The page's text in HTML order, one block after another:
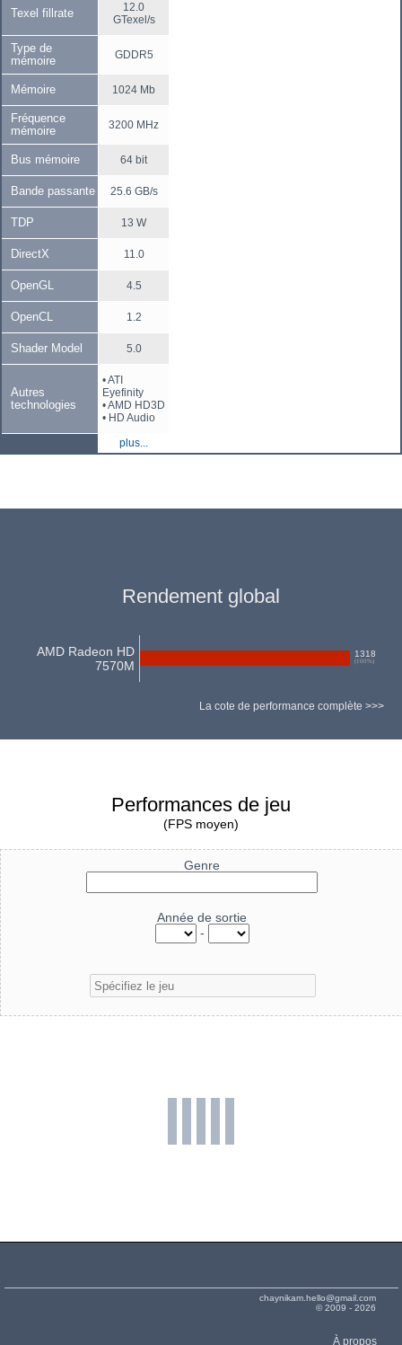
Texel fillrate
12.0
GTexel/s
Type de
mémoire
GDDR5
Mémoire 1024 Mb
Fréquence
mémoire
3200 MHz
Bus mémoire 64 bit
Bande passante 25.6 GB/s
TDP 13 W
DirectX 11.0
OpenGL 4.5
OpenCL 1.2
Shader Model 5.0
Autres
technologies
• ATI
Eyefinity
• AMD HD3D
• HD Audio
plus...
Rendement global
AMD Radeon HD
7570M
1318
(100 %)
La cote de performance complète >>>
Performances de jeu
(FPS moyen)
Genre
Année de sortie
-
chaynikam.hello@gmail.com
© 2009 - 2026
À propos